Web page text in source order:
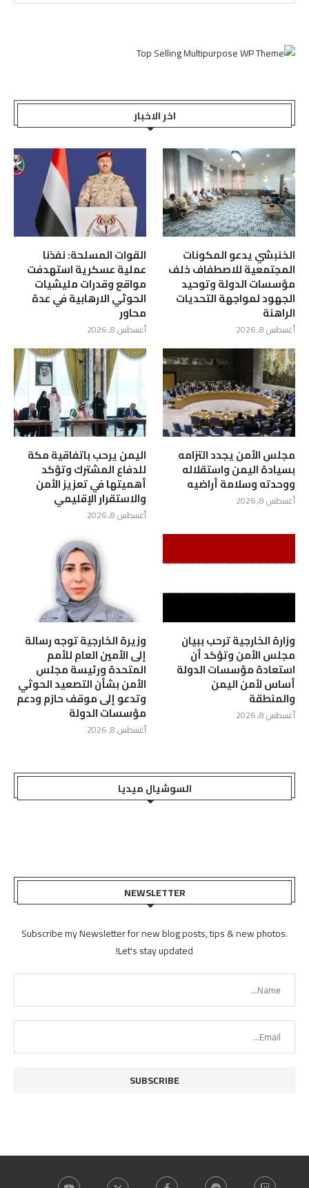
اخر الاخبار
الخنبشي يدعو المكونات
المجتمعية للاصطفاف خلف
مؤسسات الدولة وتوحيد
الجهود لمواجهة التحديات
الراهنة
أغسطس 8, 2026
القوات المسلحة: نفذنا
عملية عسكرية استهدفت
مواقع وقدرات مليشيات
الحوثي الارهابية في عدة
محاور
أغسطس 8, 2026
مجلس الأمن يجدد التزامه
بسيادة اليمن واستقلاله
ووحدته وسلامة أراضيه
أغسطس 8, 2026
اليمن يرحب باتفاقية مكة
للدفاع المشترك وتؤكد
أهميتها في تعزيز الأمن
والاستقرار الإقليمي
أغسطس 8, 2026
وزارة الخارجية ترحب ببيان
مجلس الأمن وتؤكد أن
استعادة مؤسسات الدولة
أساس لأمن اليمن
والمنطقة
أغسطس 8, 2026
وزيرة الخارجية توجه رسالة
إلى الأمين العام للأمم
المتحدة ورئيسة مجلس
الأمن بشأن التصعيد الحوثي
وتدعو إلى موقف حازم ودعم
مؤسسات الدولة
أغسطس 8, 2026
السوشيال ميديا
NEWSLETTER
Subscribe my Newsletter for new blog posts, tips & new photos.
Let's stay updated!